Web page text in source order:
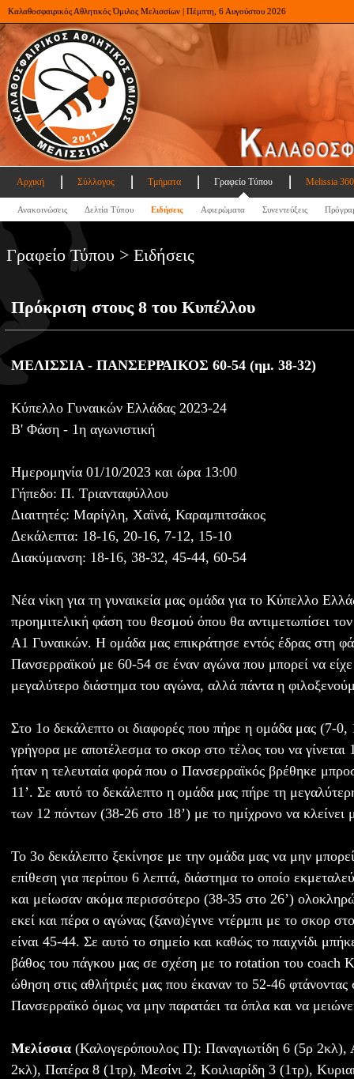
Καλαθοσφαιρικός Αθλητικός Όμιλος Μελισσίων | Πέμπτη, 6 Αυγούστου 2026
Αρχική Σύλλογος Τμήματα Γραφείο Τύπου Melissia
Ανακοινώσεις Δελτία Τύπου Ειδήσεις Αφιερώματα Συνεντεύξεις
Γραφείο Τύπου > Ειδήσεις
Πρόκριση στους 8 του Κυπέλλου
ΜΕΛΙΣΣΙΑ - ΠΑΝΣΕΡΡΑΙΚΟΣ 60-54 (ημ. 38-32)
Κύπελλο Γυναικών Ελλάδας 2023-24
Β' Φάση - 1η αγωνιστική
Ημερομηνία 01/10/2023 και ώρα 13:00
Γήπεδο: Π. Τριανταφύλλου
Διαιτητές: Μαρίγλη, Χαϊνά, Καραμπιτσάκος
Δεκάλεπτα: 18-16, 20-16, 7-12, 15-10
Διακύμανση: 18-16, 38-32, 45-44, 60-54
Νέα νίκη για τη γυναικεία μας ομάδα για το Κύπελλο
προημιτελική φάση του θεσμού όπου θα αντιμετωπίσει
Α1 Γυναικών. Η ομάδα μας επικράτησε εντός έδρας στη
Πανσερραϊκού με 60-54 σε έναν αγώνα που μπορεί να
μεγαλύτερο διάστημα του αγώνα, αλλά πάντα η
Στο 1ο δεκάλεπτο οι διαφορές που πήρε η ομάδα μας (7-0,
γρήγορα με αποτέλεσμα το σκορ στο τέλος του να
ήταν η τελευταία φορά που ο Πανσερραϊκός βρέθηκε
11’. Σε αυτό το δεκάλεπτο η ομάδα μας πήρε τη
των 12 πόντων (38-26 στο 18’) με το ημίχρονο να κλείνει
Το 3ο δεκάλεπτο ξεκίνησε με την ομάδα μας να μην
επίθεση για περίπου 6 λεπτά, διάστημα το οποίο
και μείωσαν ακόμα περισσότερο (38-35 στο 26’)
εκεί και πέρα ο αγώνας (ξανα)έγινε ντέρμπι με το σκορ
είναι 45-44. Σε αυτό το σημείο και καθώς το παιχνίδι
βάθος του πάγκου μας σε σχέση με το rotation του coach
ώθηση στις αθλήτριές μας που έκαναν το 52-46
Πανσερραϊκό όμως να μην παρατάει τα όπλα και να
Μελίσσια (Καλογερόπουλος Π): Παναγιωτίδη 6 (5ρ 2κλ),
2κλ), Πατέρα 8 (1τρ), Μεσίνι 2, Κοιλιαρίδη 3 (1τρ),